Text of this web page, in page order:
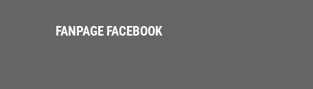
FANPAGE FACEBOOK